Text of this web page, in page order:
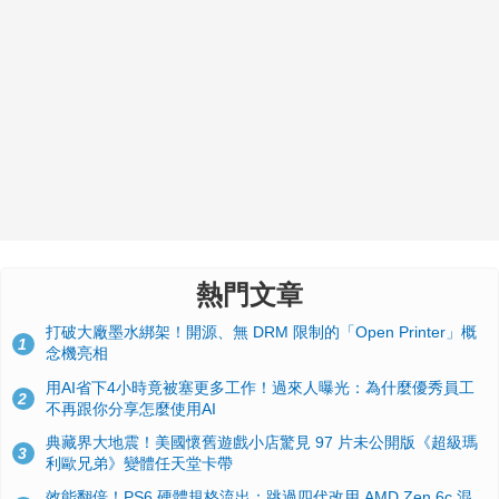
熱門文章
1
打破大廠墨水綁架！開源、無 DRM 限制的「Open Printer」概
念機亮相
2
用AI省下4小時竟被塞更多工作！過來人曝光：為什麼優秀員工
不再跟你分享怎麼使用AI
3
典藏界大地震！美國懷舊遊戲小店驚見 97 片未公開版《超級瑪
利歐兄弟》變體任天堂卡帶